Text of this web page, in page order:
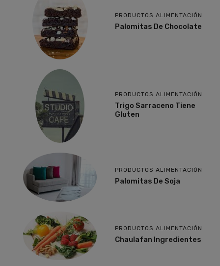
PRODUCTOS ALIMENTACIÓN
Palomitas De Chocolate
PRODUCTOS ALIMENTACIÓN
Trigo Sarraceno Tiene
Gluten
PRODUCTOS ALIMENTACIÓN
Palomitas De Soja
PRODUCTOS ALIMENTACIÓN
Chaulafan Ingredientes